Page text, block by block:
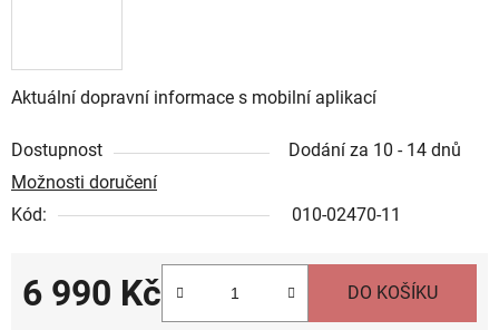
Aktuální dopravní informace s mobilní aplikací
Dostupnost
Dodání za 10 - 14 dnů
Možnosti doručení
Kód:
010-02470-11
6 990 Kč DO KOŠÍKU